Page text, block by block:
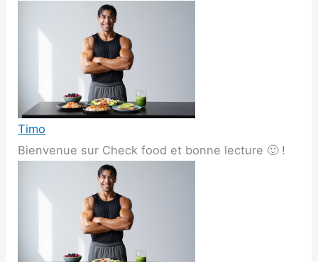
Timo
Bienvenue sur Check food et bonne lecture 🙂 !